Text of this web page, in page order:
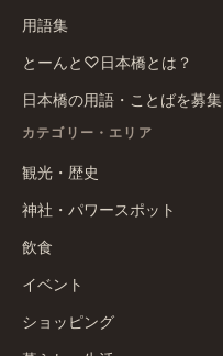
用語集
とーんと♡日本橋とは？
日本橋の用語・ことばを募集
カテゴリー・エリア
観光・歴史
神社・パワースポット
飲食
イベント
ショッピング